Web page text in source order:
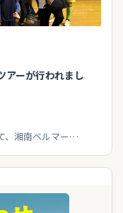
ーが行われまし
、湘南ベルマー…